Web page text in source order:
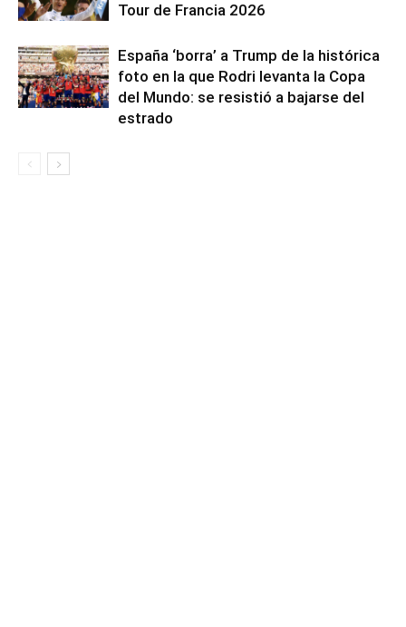
Tour de Francia 2026
España ‘borra’ a Trump de la histórica
foto en la que Rodri levanta la Copa
del Mundo: se resistió a bajarse del
estrado